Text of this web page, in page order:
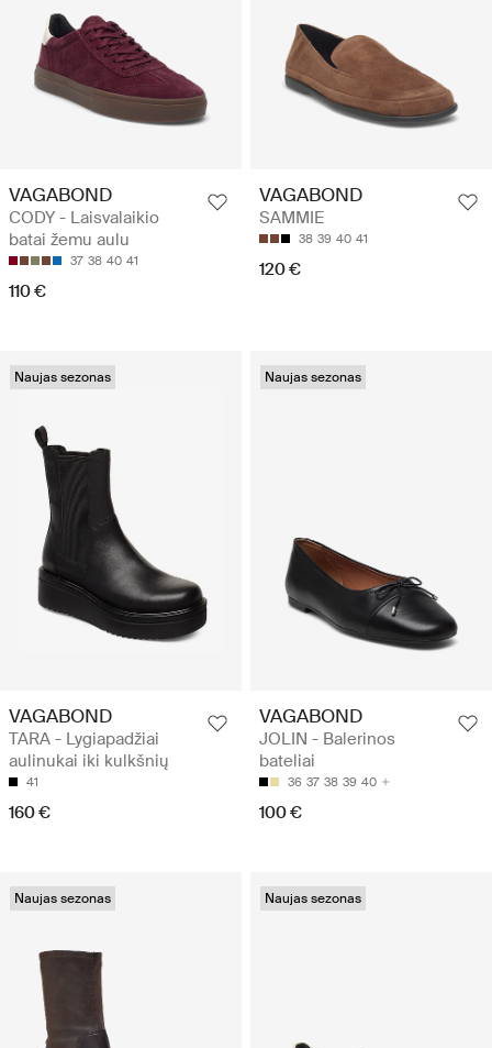
VAGABOND
CODY - Laisvalaikio
batai žemu aulu
37 38 40 41
110 €
VAGABOND
SAMMIE
38 39 40 41
120 €
Naujas sezonas
VAGABOND
TARA - Lygiapadžiai
aulinukai iki kulkšnių
41
160 €
Naujas sezonas
VAGABOND
JOLIN - Balerinos
bateliai
36 37 38 39 40
100 €
Naujas sezonas Naujas sezonas